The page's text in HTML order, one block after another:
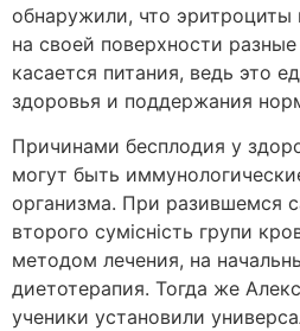
обнаружили, что
на своей поверхности
касается питания, ведь это
здоровья и поддержания
Причинами бесплодия у
могут быть
организма. При разившемся
второго сумісність групи
методом лечения, на
диетотерапия. Тогда же
ученики установили